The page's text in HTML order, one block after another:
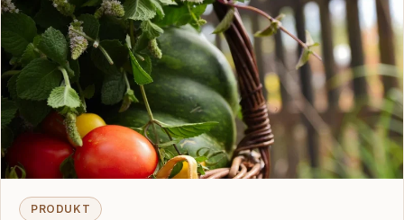
PRODUKT